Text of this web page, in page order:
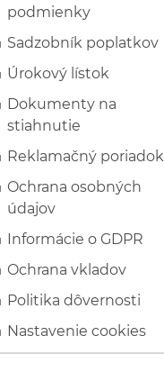
podmienky
Sadzobník poplatkov
Úrokový lístok
Dokumenty na
stiahnutie
Reklamačný poriadok
Ochrana osobných
údajov
Informácie o GDPR
Ochrana vkladov
Politika dôvernosti
Nastavenie cookies